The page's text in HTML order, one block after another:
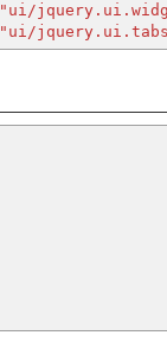
"ui/
"ui/